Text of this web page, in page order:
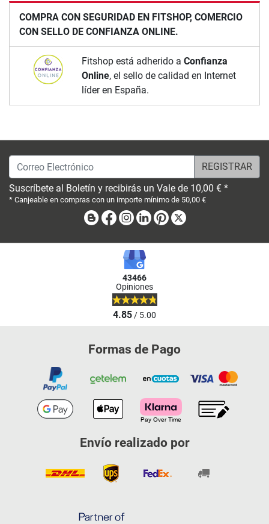
COMPRA CON SEGURIDAD EN FITSHOP, COMERCIO
CON SELLO DE CONFIANZA ONLINE.
Fitshop está adherido a Confianza
Online, el sello de calidad en Internet
líder en España.
Correo Electrónico
Suscríbete al Boletín y recibirás un Vale de 10,00 € *
* Canjeable en compras con un importe mínimo de 50,00 €
BlogFacebook
Instagram
LinkedinPinterest
43466
Opiniones
4.85/ 5.00
Formas de Pago
Envío realizado por